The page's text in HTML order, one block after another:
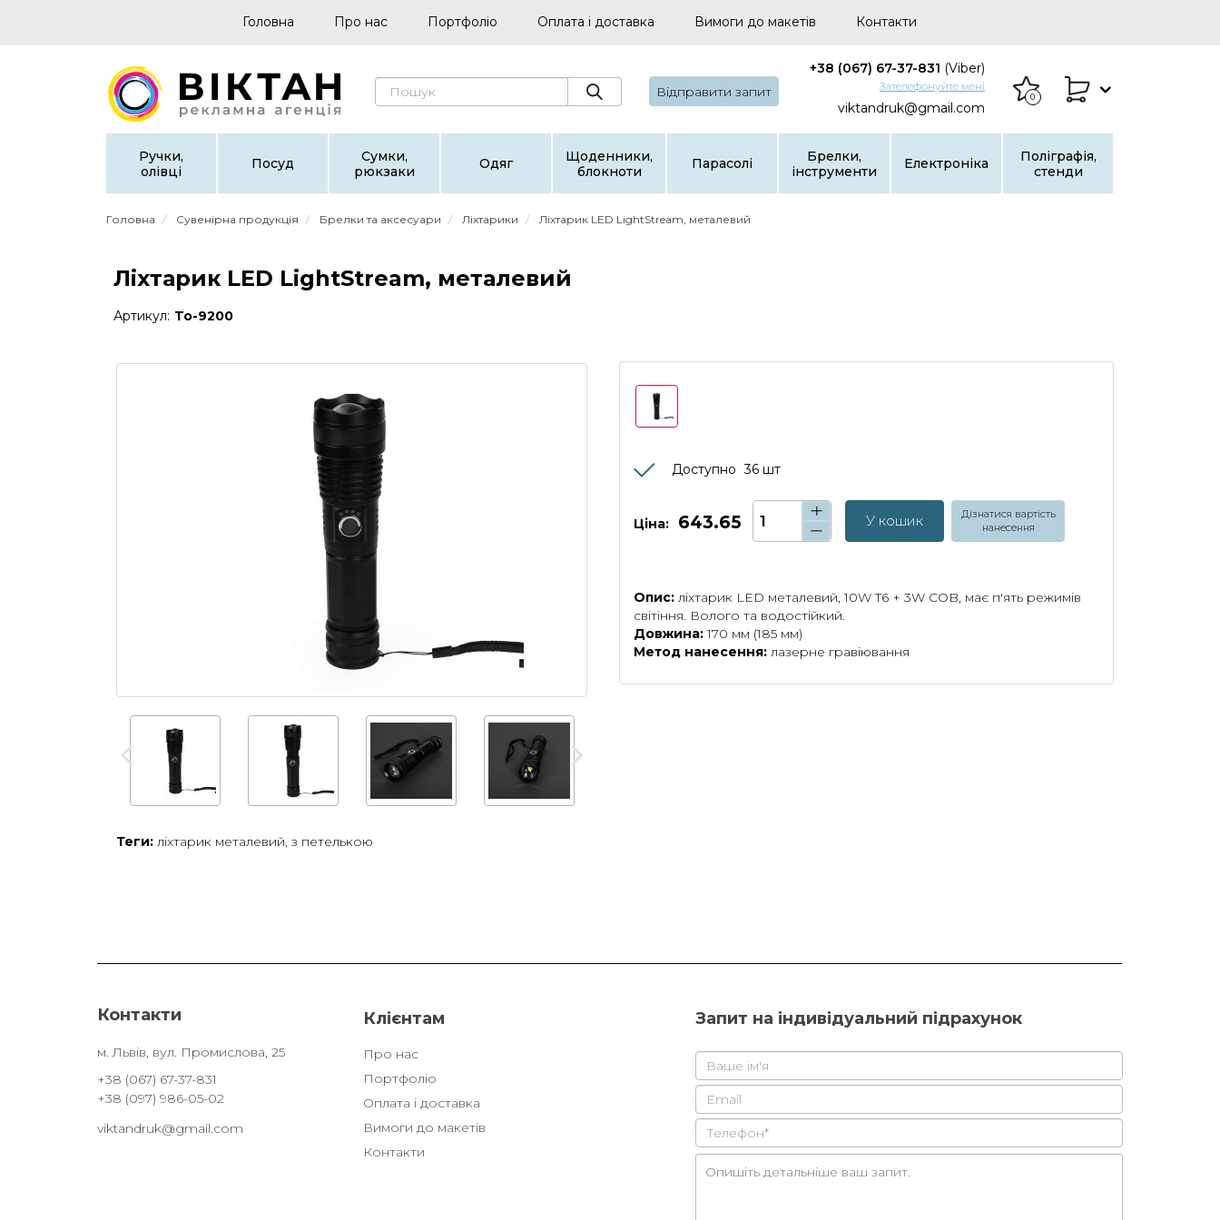
Головна Про нас Портфоліо Оплата і доставка Вимоги до макетів Контакти
Відправити запит
+38 (067) 67-37-831 (Viber)
Зателефонуйте мені
viktandruk@gmail.com
0
Ручки,
олівці
Посуд
Сумки,
рюкзаки
Одяг
Щоденники,
блокноти
Парасолі
Брелки,
інструменти
Електроніка
Поліграфія,
стенди
Головна Сувенірна продукція Брелки та аксесуари Ліхтарики Ліхтарик LED LightStream, металевий
Ліхтарик LED LightStream, металевий
Артикул: To-9200
Доступно 36 шт
Ціна: 643.65 У кошик
Дізнатися вартість
нанесення
Опис: ліхтарик LED металевий, 10W T6 + 3W COB, має п'ять режимів
світіння. Волого та водостійкий.
Довжина:170 мм (185 мм)
Метод нанесення: лазерне гравіювання
Теги: ліхтарик металевий, з петелькою
Контакти
м. Львів, вул. Промислова, 25
+38 (067) 67-37-831
+38 (097) 986-05-02
viktandruk@gmail.com
Клієнтам
Про нас
Портфоліо
Оплата і доставка
Вимоги до макетів
Контакти
Запит на індивідуальний підрахунок